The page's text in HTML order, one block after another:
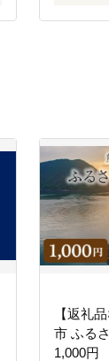
【返礼
市 ふる
1,000円